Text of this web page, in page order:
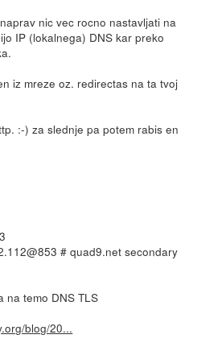
nic vec rocno nastavljati na
IP (lokalnega) DNS kar preko
iz mreze oz. redirectas na ta tvoj
:-) za slednje pa potem rabis en
# quad9.net secondary
na temo DNS TLS
blog/20...